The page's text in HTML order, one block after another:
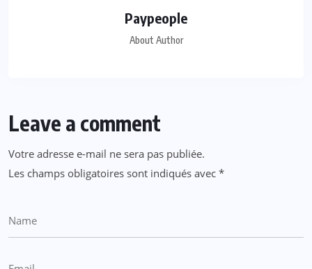
Paypeople
About Author
Leave a comment
Votre adresse e-mail ne sera pas publiée.
Les champs obligatoires sont indiqués avec *